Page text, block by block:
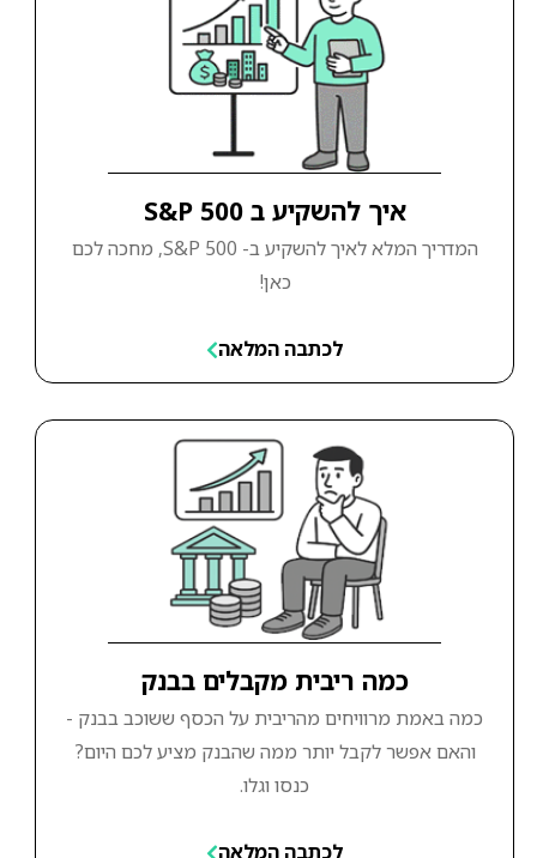
איך להשקיע ב S&P 500
המדריך המלא לאיך להשקיע ב- S&P 500, מחכה לכם
כאן!
לכתבה המלאה
כמה ריבית מקבלים בבנק
כמה באמת מרוויחים מהריבית על הכסף ששוכב בבנק -
והאם אפשר לקבל יותר ממה שהבנק מציע לכם היום?
כנסו וגלו.
לכתבה המלאה